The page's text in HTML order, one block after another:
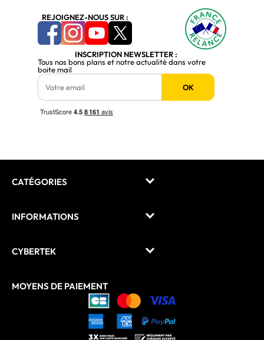
REJOIGNEZ-NOUS SUR :
INSCRIPTION NEWSLETTER :
Tous nos bons plans et notre actualité dans votre
boite mail
OK
CATÉGORIES
INFORMATIONS
CYBERTEK
MOYENS DE PAIEMENT